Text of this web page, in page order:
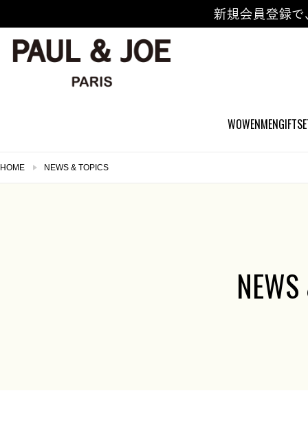
WOWENMEN
新規会員登録
HOME NEWS & TOPICS